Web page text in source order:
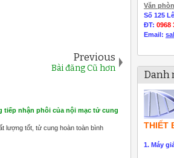
Previous
Bài đăng Cũ hơn
tiếp nhận phôi của nội mạc tử cung
lượng tốt, tử cung hoàn toàn bình
Văn
Số 125
ĐT: 0968
Email:
Danh
THIẾT
1. Máy